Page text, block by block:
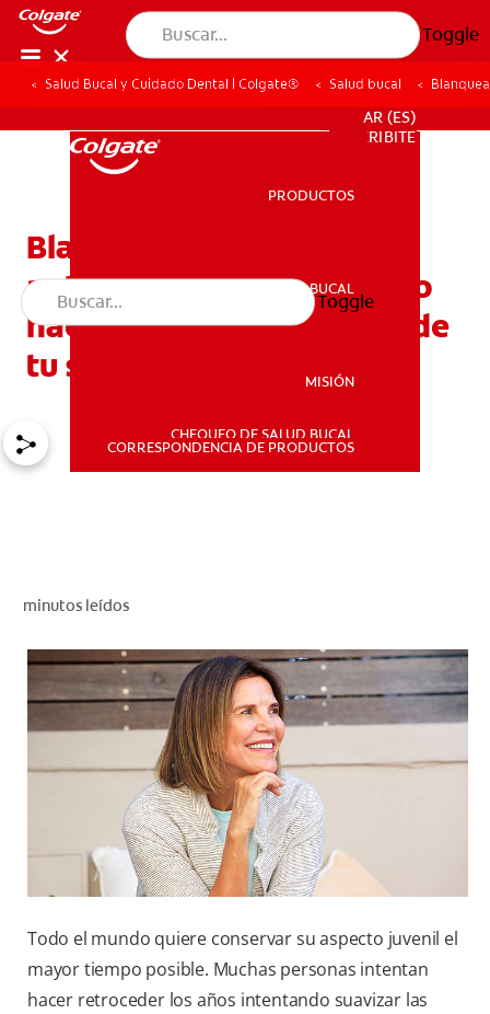
Toggle
SALUD BUCAL
AR (ES)
PARA PROFESIONALES
AR (ES)
SUSCRIBITE
PRODUCTOS
SALUD BUCAL
MISIÓN
CHEQUEO DE SALUD BUCAL
CORRESPONDENCIA DE PRODUCTOS
Toggle
Salud Bucal y Cuidado Dental | Colgate® Salud bucal
Blanqueamiento dental y
antienvejecimiento: Cómo
hacer retroceder el reloj de
tu sonrisa
minutos leídos
Todo el mundo quiere conservar su aspecto juvenil el
mayor tiempo posible. Muchas personas intentan
hacer retroceder los años intentando suavizar las